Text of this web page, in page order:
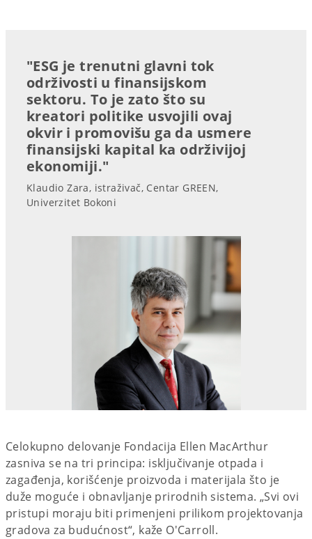
"ESG je trenutni glavni tok
održivosti u finansijskom
sektoru. To je zato što su
kreatori politike usvojili ovaj
okvir i promovišu ga da usmere
finansijski kapital ka održivijoj
ekonomiji."
Klaudio Zara, istraživač, Centar GREEN,
Univerzitet Bokoni
Celokupno delovanje Fondacija Ellen MacArthur
zasniva se na tri principa: isključivanje otpada i
zagađenja, korišćenje proizvoda i materijala što je
duže moguće i obnavljanje prirodnih sistema. „Svi ovi
pristupi moraju biti primenjeni prilikom projektovanja
gradova za budućnost“, kaže O'Carroll.